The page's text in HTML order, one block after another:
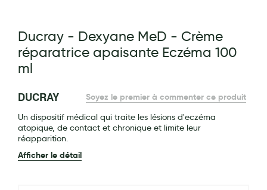
Accessoires, coutellerie, brosserie
Bouillottes
Beauté au naturel
Huiles
Mon bébé
Ducray - Dexyane MeD - Crème
réparatrice apaisante Eczéma 100
ml
DUCRAY
Soyez le premier à commenter ce produit
Un dispositif médical qui traite les lésions d'eczéma
atopique, de contact et chronique et limite leur
réapparition.
Afficher le détail